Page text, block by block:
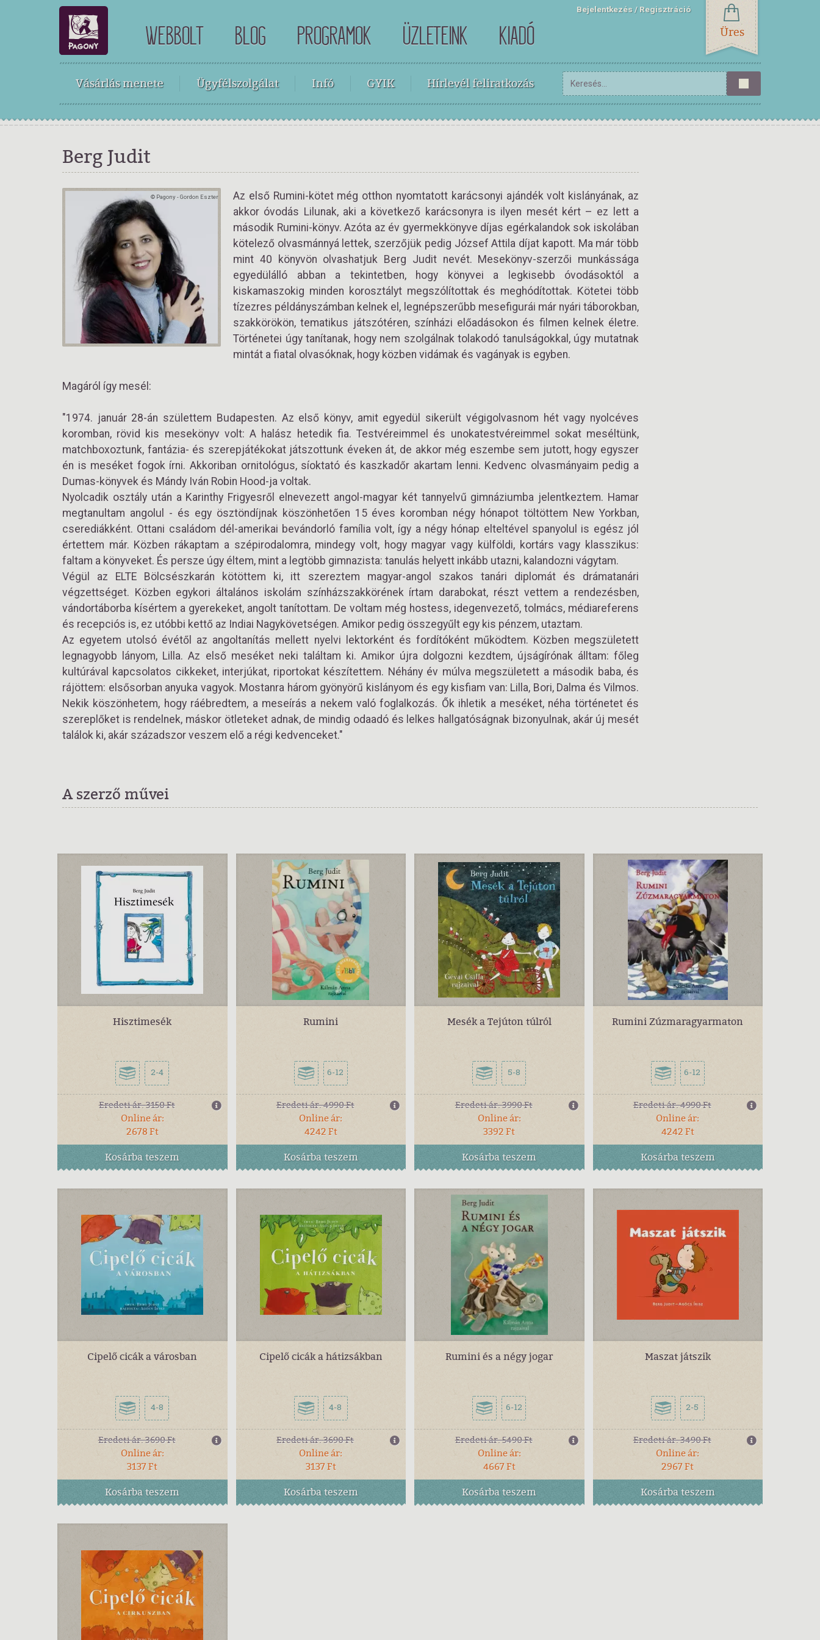
WEBBOLT BLOG PROGRAMOK ÜZLETEINK KIADÓ
Bejelentkezés Regisztráció
Üres
Vásárlás menete Ügyfélszolgálat Infó GYIK Hírlevél feliratkozás
Berg Judit
© Pagony - Gordon Eszter Az első Rumini-kötetmég otthon nyomtatott karácsonyi ajándék volt kislányának, az
akkor óvodás Lilunak, aki a következő karácsonyra is ilyen mesét kért – ez lett a
második Rumini-könyv. Azóta az év gyermekkönyve díjas egérkalandok sok iskolában
kötelező olvasmánnyá lettek, szerzőjük pedig József Attila díjat kapott. Ma már több
mint 40 könyvön olvashatjuk Berg Judit nevét. Mesekönyv-szerzői munkássága
egyedülálló abban a tekintetben, hogy könyvei a legkisebb óvodásoktól a
kiskamaszokig minden korosztályt megszólítottak és meghódítottak. Kötetei több
tízezres példányszámban kelnek el, legnépszerűbb mesefigurái már nyári táborokban,
szakkörökön, tematikus játszótéren, színházi előadásokon és filmen kelnek életre.
Történetei úgy tanítanak, hogy nem szolgálnak tolakodó tanulságokkal, úgy mutatnak
mintát a fiatal olvasóknak, hogy közben vidámak és vagányak is egyben.
Magáról így mesél:
"1974. január 28-án születtem Budapesten. Az első könyv, amit egyedül sikerült végigolvasnom hét vagy nyolcéves
koromban, rövid kis mesekönyv volt: A halász hetedik fia. Testvéreimmel és unokatestvéreimmel sokat meséltünk,
matchboxoztunk, fantázia- és szerepjátékokat játszottunk éveken át, de akkor még eszembe sem jutott, hogy egyszer
én is meséket fogok írni. Akkoriban ornitológus, síoktató és kaszkadőr akartam lenni. Kedvenc olvasmányaim pedig a
Dumas-könyvek és Mándy Iván Robin Hood-ja voltak.
Nyolcadik osztály után a Karinthy Frigyesről elnevezett angol-magyar két tannyelvű gimnáziumba jelentkeztem. Hamar
megtanultam angolul - és egy ösztöndíjnak köszönhetően 15 éves koromban négy hónapot töltöttem New Yorkban,
cserediákként. Ottani családom dél-amerikai bevándorló família volt, így a négy hónap elteltével spanyolul is egész jól
értettem már. Közben rákaptam a szépirodalomra, mindegy volt, hogy magyar vagy külföldi, kortárs vagy klasszikus:
faltam a könyveket. És persze úgy éltem, mint a legtöbb gimnazista: tanulás helyett inkább utazni, kalandozni vágytam.
Végül az ELTE Bölcsészkarán kötöttem ki, itt szereztem magyar-angol szakos tanári diplomát és drámatanári
végzettséget. Közben egykori általános iskolám színházszakkörének írtam darabokat, részt vettem a rendezésben,
vándortáborba kísértem a gyerekeket, angolt tanítottam. De voltam még hostess, idegenvezető, tolmács, médiareferens
és recepciós is, ez utóbbi kettő az Indiai Nagykövetségen. Amikor pedig összegyűlt egy kis pénzem, utaztam.
Az egyetem utolsó évétől az angoltanítás mellett nyelvi lektorként és fordítóként működtem. Közben megszületett
legnagyobb lányom, Lilla. Az első meséket neki találtam ki. Amikor újra dolgozni kezdtem, újságírónak álltam: főleg
kultúrával kapcsolatos cikkeket, interjúkat, riportokat készítettem. Néhány év múlva megszületett a második baba, és
rájöttem: elsősorban anyuka vagyok. Mostanra három gyönyörű kislányom és egy kisfiam van: Lilla, Bori, Dalma és Vilmos.
Nekik köszönhetem, hogy ráébredtem, a meseírás a nekem való foglalkozás. Ők ihletik a meséket, néha történetet és
szereplőket is rendelnek, máskor ötleteket adnak, de mindig odaadó és lelkes hallgatóságnak bizonyulnak, akár új mesét
találok ki, akár századszor veszem elő a régi kedvenceket."
A szerző művei
Hisztimesék
2-4
Eredeti ár:3150 Ft
Online ár:
2678 Ft
Kosárbateszem
Rumini
6-12
Eredeti ár:4990 Ft
Online ár:
4242 Ft
Kosárbateszem
Mesék a Tejúton túlról
5-8
Eredeti ár:3990 Ft
Online ár:
3392 Ft
Kosárbateszem
Rumini Zúzmaragyarmaton
6-12
Eredeti ár:4990 Ft
Online ár:
4242 Ft
Kosárbateszem
Cipelő cicák a városban
4-8
Eredeti ár:3690 Ft
Online ár:
3137 Ft
Kosárbateszem
Cipelő cicák a hátizsákban
4-8
Eredeti ár:3690 Ft
Online ár:
3137 Ft
Kosárbateszem
Rumini és a négy jogar
6-12
Eredeti ár:5490 Ft
Online ár:
4667 Ft
Kosárbateszem
Maszat játszik
2-5
Eredeti ár:3490 Ft
Online ár:
2967 Ft
Kosárbateszem